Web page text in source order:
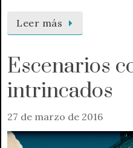
Leer más
Escenarios
intrincados
27 de marzo de 2016